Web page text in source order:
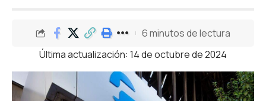
Última actualización: 14 de octubre de 2024
6 minutos de lectura